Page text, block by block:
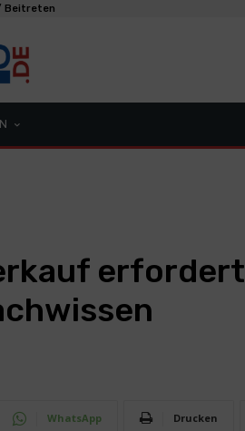
Beitreten
erfordert
WhatsApp Drucken